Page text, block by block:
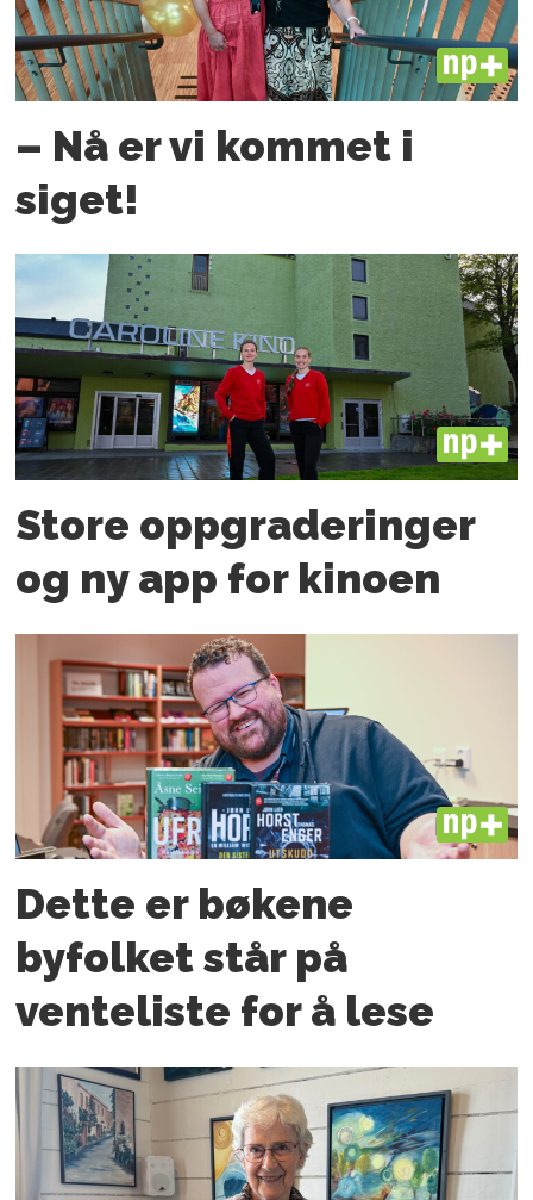
PLUS
– Nå er vi kommet i
siget!
PLUS
Store oppgraderinger
og ny app for kinoen
PLUS
Dette er bøkene
byfolket står på
venteliste for å lese